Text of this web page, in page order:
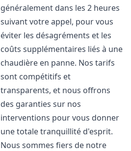
généralement dans les 2 heures
suivant votre appel, pour vous
éviter les désagréments et les
coûts supplémentaires liés à une
chaudière en panne. Nos tarifs
sont compétitifs et
transparents, et nous offrons
des garanties sur nos
interventions pour vous donner
une totale tranquillité d'esprit.
Nous sommes fiers de notre